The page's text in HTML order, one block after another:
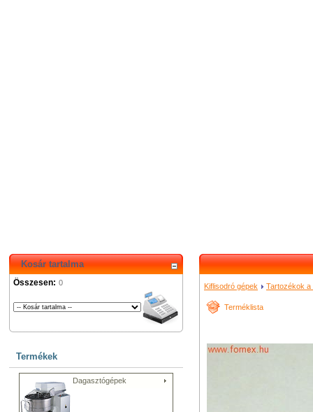
Kosár tartalma
Összesen: 0
Termékek
Dagasztógépek
Kiflisodró gépek Tartozékok a
Terméklista